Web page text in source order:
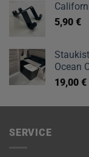
5,90 €
Ocean
19,00 €
SERVICE